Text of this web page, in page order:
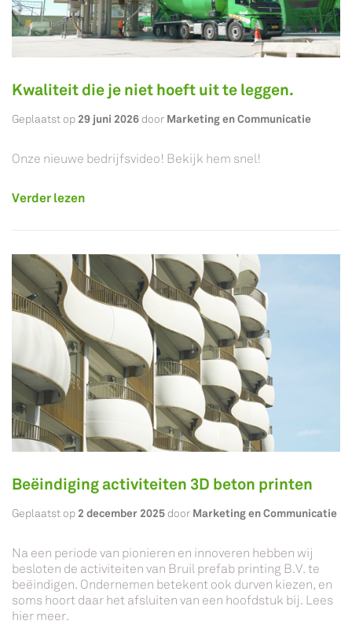
Kwaliteit die je niet hoeft uit te leggen.
Geplaatst op 29 juni 2026door Marketing en Communicatie
Onze nieuwe bedrijfsvideo! Bekijk hem snel!
Verder lezen
Beëindiging activiteiten 3D beton printen
Geplaatst op 2 december 2025door Marketing en Communicatie
Na een periode van pionieren en innoveren hebben wij
besloten de activiteiten van Bruil prefab printing B.V. te
beëindigen. Ondernemen betekent ook durven kiezen, en
soms hoort daar het afsluiten van een hoofdstuk bij. Lees
hier meer.